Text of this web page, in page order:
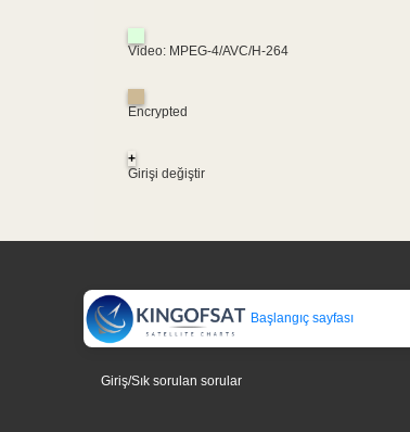
Video: MPEG-4/AVC/H-264
Encrypted
+
Girişi değiştir
Başlangıç sayfası
Giriş/Sık sorulan sorular